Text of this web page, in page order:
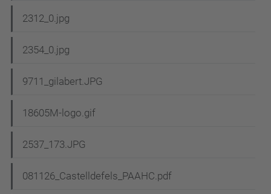
2312_0.jpg
2354_0.jpg
9711_gilabert.JPG
18605M-logo.gif
2537_173.JPG
081126_Castelldefels_PAAHC.pdf